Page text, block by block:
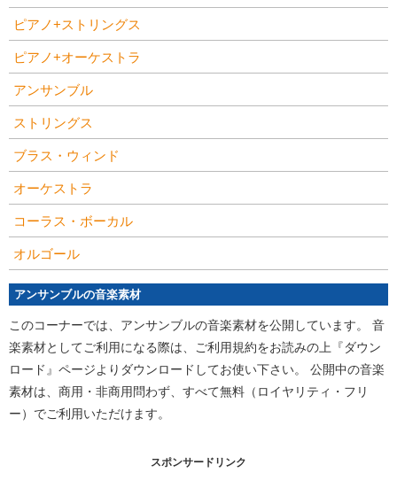
ピアノ+ストリングス
ピアノ+オーケストラ
アンサンブル
ストリングス
ブラス・ウィンド
オーケストラ
コーラス・ボーカル
オルゴール
アンサンブルの音楽素材
このコーナーでは、アンサンブルの音楽素材を公開しています。 音
楽素材としてご利用になる際は、ご利用規約をお読みの上『ダウン
ロード』ページよりダウンロードしてお使い下さい。 公開中の音楽
素材は、商用・非商用問わず、すべて無料（ロイヤリティ・フリ
ー）でご利用いただけます。
スポンサードリンク